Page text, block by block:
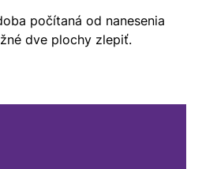
počítaná od nanesenia
dve plochy zlepiť.